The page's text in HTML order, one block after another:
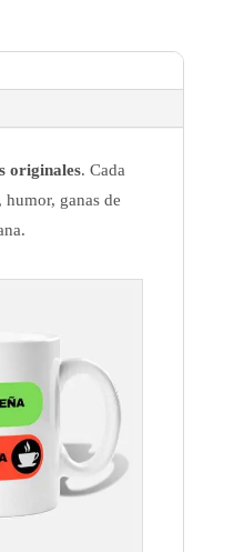
originales. Cada
ganas de